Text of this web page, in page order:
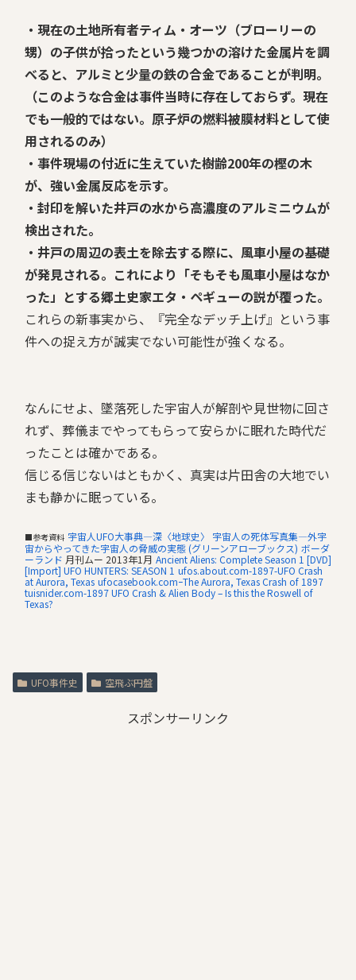
・現在の土地所有者ティム・オーツ（ブローリーの
甥）の子供が拾ったという幾つかの溶けた金属片を調
べると、アルミと少量の鉄の合金であることが判明。
（このような合金は事件当時に存在しておらず。現在
でも一般的ではない。原子炉の燃料被膜材料として使
用されるのみ）
・事件現場の付近に生えていた樹齢200年の樫の木
が、強い金属反応を示す。
・封印を解いた井戸の水から高濃度のアルミニウムが
検出された。
・井戸の周辺の表土を除去する際に、風車小屋の基礎
が発見される。これにより「そもそも風車小屋はなか
った」とする郷土史家エタ・ペギューの説が覆った。
これらの新事実から、『完全なデッチ上げ』という事
件への捉え方が誠実でない可能性が強くなる。
なんにせよ、墜落死した宇宙人が解剖や見世物に回さ
れず、葬儀までやってもらって安らかに眠れた時代だ
ったことは確かである。
信じる信じないはともかく、真実は片田舎の大地でい
まも静かに眠っている。
■参考資料 宇宙人UFO大事典―深〈地球史〉
宇宙人の死体写真集―外宇
宙からやってきた宇宙人の脅威の実態 (グリーンアローブックス) ボーダ
ーランド 月刊ムー 2013年1月 Ancient Aliens: Complete Season 1 [DVD]
[Import] UFO HUNTERS: SEASON 1 ufos.about.com-1897-UFO Crash
at Aurora, Texas ufocasebook.comｰThe Aurora, Texas Crash of 1897
tuisnider.com-1897 UFO Crash & Alien Body – Is this the Roswell of
Texas?
UFO事件史 空飛ぶ円盤
スポンサーリンク